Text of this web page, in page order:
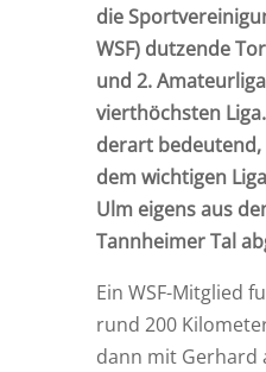
die
WSF) dutzende
und 2.
vierthöchsten
derart bedeutend,
dem wichtigen
Ulm eigens aus
Tannheimer Tal
Ein WSF-Mitglied
rund 200
dann mit Gerhard